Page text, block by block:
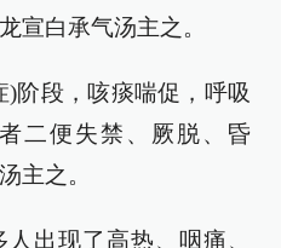
宣白承气汤主之。
阶段，咳痰喘促，呼吸
二便失禁、厥脱、昏
主之。
出现了高热、咽痛、